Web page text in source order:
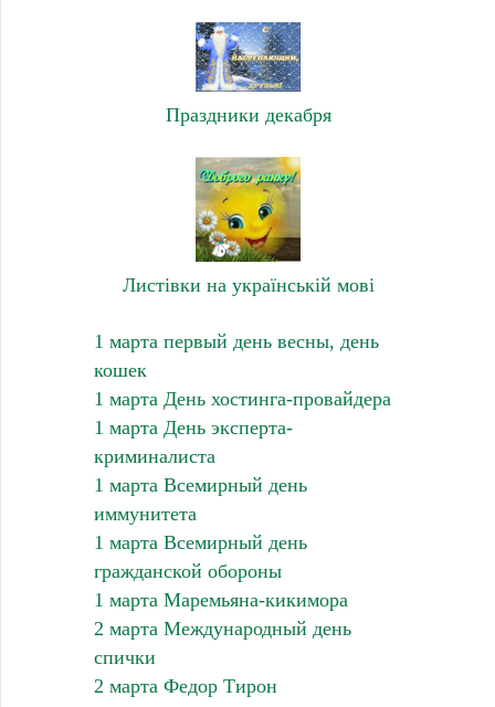
Праздники декабря
Листівки на українській мові
1 марта первый день весны, день
кошек
1 марта День хостинга-провайдера
1 марта День эксперта-
криминалиста
1 марта Всемирный день
иммунитета
1 марта Всемирный день
гражданской обороны
1 марта Маремьяна-кикимора
2 марта Международный день
спички
2 марта Федор Тирон